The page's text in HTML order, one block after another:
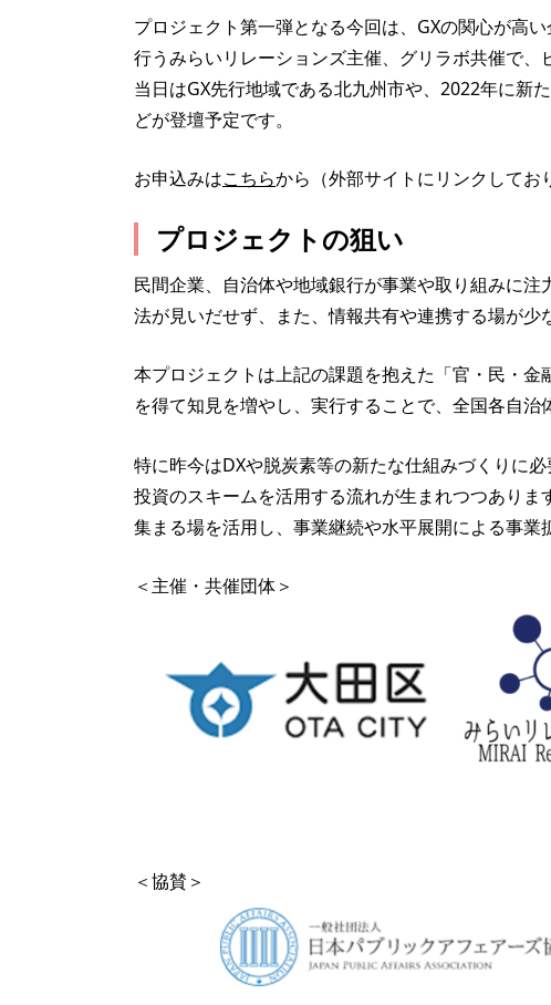
プロジェクト第一弾となる今回は、GXの関心が高
行うみらいリレーションズ主催、グリラボ共催で、
当日はGX先行地域である北九州市や、2022年に新
どが登壇予定です。
お申込みはこちらから（外部サイトにリンクしてお
プロジェクトの狙い
民間企業、自治体や地域銀行が事業や取り組みに
法が見いだせず、また、情報共有や連携する場が少
本プロジェクトは上記の課題を抱えた「官・民・
を得て知見を増やし、実行することで、全国各自治
特に昨今はDXや脱炭素等の新たな仕組みづくりに
投資のスキームを活用する流れが生まれつつあり
集まる場を活用し、事業継続や水平展開による事業
＜主催・共催団体＞
＜協賛＞